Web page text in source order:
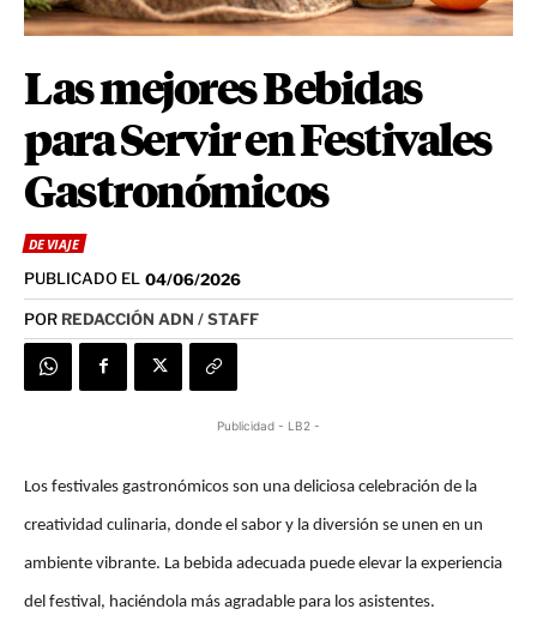
Las mejores Bebidas
para Servir en Festivales
Gastronómicos
DE VIAJE
PUBLICADO EL 04/06/2026
POR REDACCIÓN ADN / STAFF
Publicidad - LB2 -
Los festivales gastronómicos son una deliciosa celebración de la
creatividad culinaria, donde el sabor y la diversión se unen en un
ambiente vibrante. La bebida adecuada puede elevar la experiencia
del festival, haciéndola más agradable para los asistentes.